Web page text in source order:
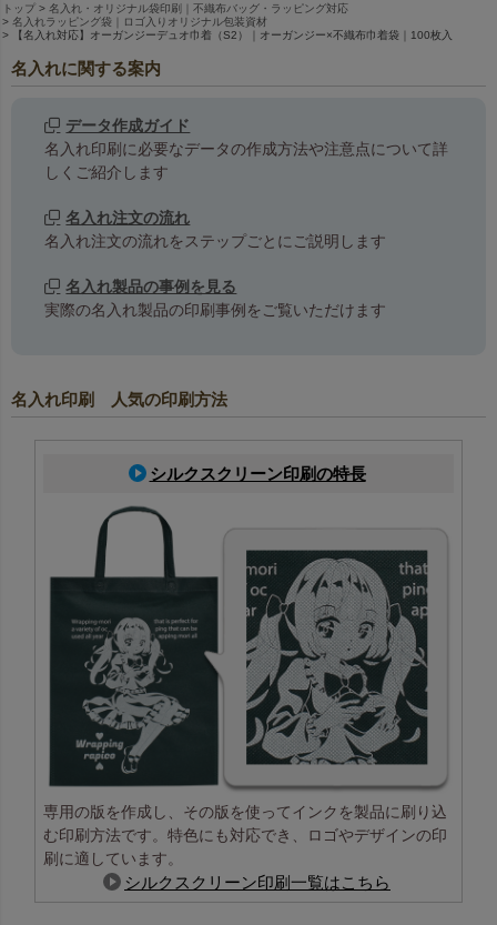
トップ
名入れ・オリジナル袋印刷｜不織布バッグ・ラッピング対応
名入れラッピング袋｜ロゴ入りオリジナル包装資材
【名入れ対応】オーガンジーデュオ巾着（S2）｜オーガンジー×不織布巾着袋｜100枚入
名入れに関する案内
データ作成ガイド
名入れ印刷に必要なデータの作成方法や注意点について詳
しくご紹介します
名入れ注文の流れ
名入れ注文の流れをステップごとにご説明します
名入れ製品の事例を見る
実際の名入れ製品の印刷事例をご覧いただけます
名入れ印刷 人気の印刷方法
シルクスクリーン印刷の特長
専用の版を作成し、その版を使ってインクを製品に刷り込
む印刷方法です。特色にも対応でき、ロゴやデザインの印
刷に適しています。
シルクスクリーン印刷一覧はこちら